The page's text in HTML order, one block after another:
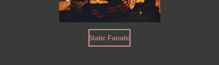
Static Fanatic